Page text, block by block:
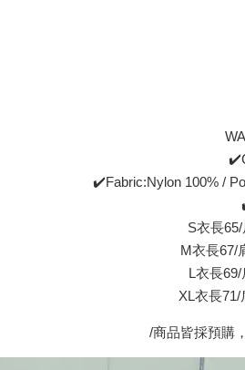
✔️Fabric:Nylon 100% /
S衣長
M衣長67/
L衣長
XL衣長71/
/商品皆採預購